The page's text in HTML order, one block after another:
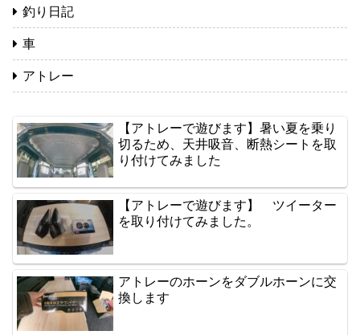
釣り日記
車
アトレー
【アトレーで遊びます】暑い夏を乗り
切るため、天井吸音、断熱シートを取
り付けてみました
【アトレーで遊びます】 ツイーター
を取り付けてみました。
アトレーのホーンをダブルホーンに交
換します